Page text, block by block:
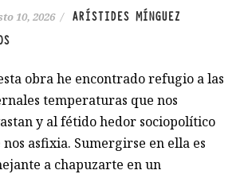
10, 2026 /
ARÍSTIDES MÍNGUEZ
obra he encontrado refugio a las
temperaturas que nos
y al fétido hedor sociopolítico
nos asfixia. Sumergirse en ella es
a chapuzarte en un